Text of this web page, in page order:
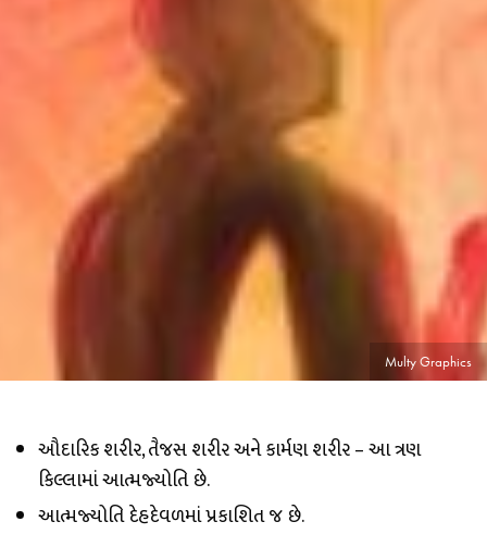
Multy Graphics
આૈદારિક શરીર, તૈજસ શરીર અને કાર્મણ શરીર – આ ત્રણ
કિલ્લામાં આત્મજ્યોતિ છે.
આત્મજ્યોતિ દેહદેવળમાં પ્રકાશિત જ છે.